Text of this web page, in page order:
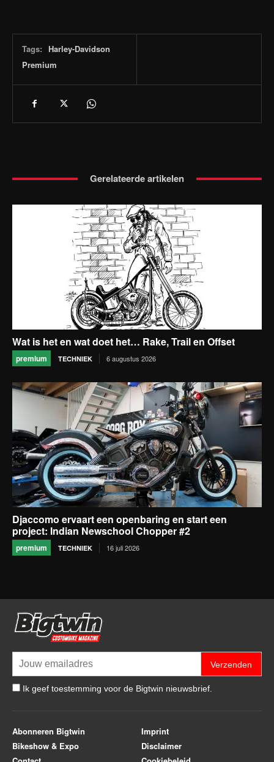
Tags:
Harley-Davidson
Premium
Gerelateerde artikelen
Wat is het en wat doet het… Rake, Trail en Offset
premium TECHNIEK 6 augustus 2026
Djaccomo ervaart een openbaring en start een
project: Indian Newschool Chopper #2
premium TECHNIEK 16 juli 2026
Verzenden
Ik geef toestemming voor de Bigtwin nieuwsbrief.
Abonneren Bigtwin
Bikeshow & Expo
Imprint
Disclaimer